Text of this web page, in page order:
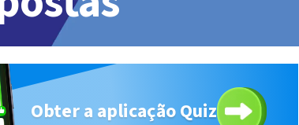
Obter a aplicação Quiz